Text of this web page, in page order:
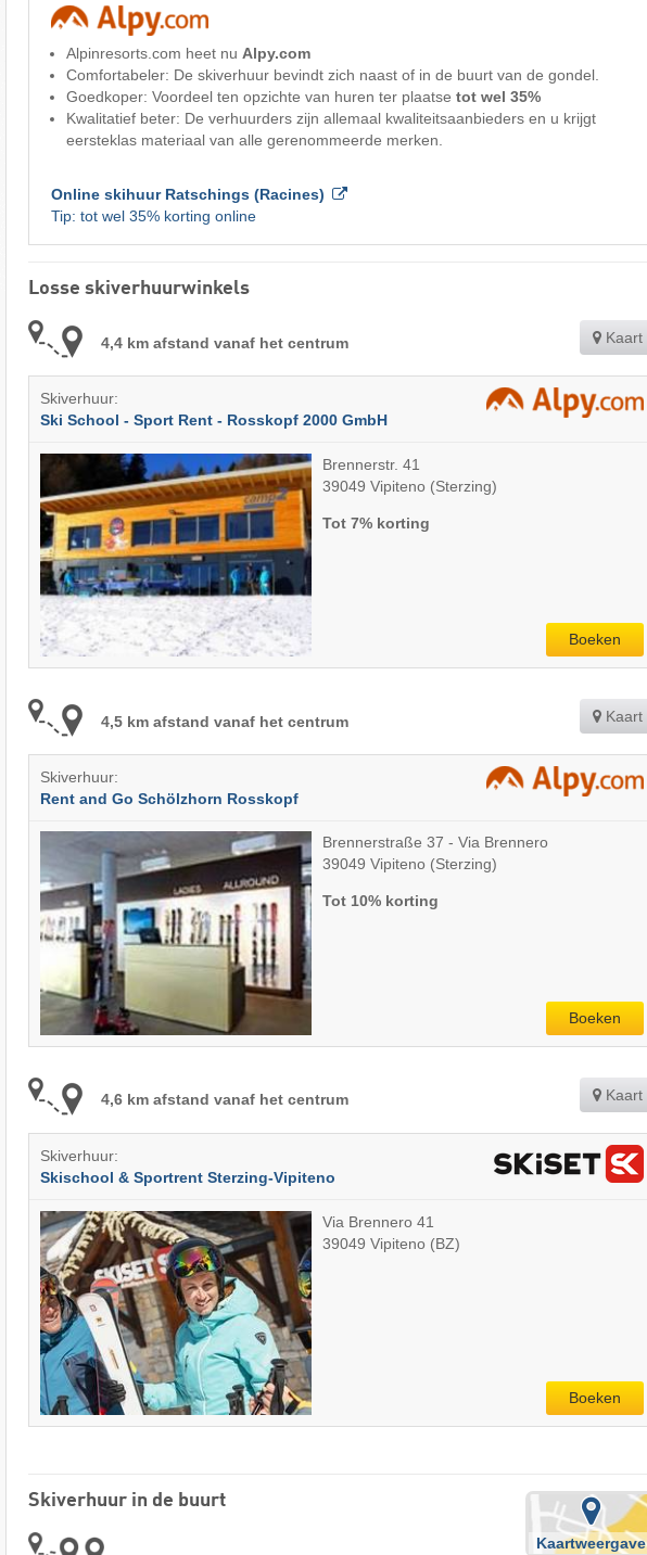
Alpinresorts.com heet nu Alpy.com
Comfortabeler: De skiverhuur bevindt zich naast of in de buurt van de gondel.
Goedkoper: Voordeel ten opzichte van huren ter plaatse tot wel 35%
Kwalitatief beter: De verhuurders zijn allemaal kwaliteitsaanbieders en u krijgt
eersteklas materiaal van alle gerenommeerde merken.
Online skihuur Ratschings (Racines)
Tip: tot wel 35% korting online
Losse skiverhuurwinkels
4,4 km afstand vanaf het centrum Kaart
Skiverhuur:
Ski School - Sport Rent - Rosskopf 2000 GmbH
Brennerstr. 41
39049 Vipiteno (Sterzing)
Tot 7% korting
Boeken
4,5 km afstand vanaf het centrum Kaart
Skiverhuur:
Rent and Go Schölzhorn Rosskopf
Brennerstraße 37 - Via Brennero
39049 Vipiteno (Sterzing)
Tot 10% korting
Boeken
4,6 km afstand vanaf het centrum Kaart
Skiverhuur:
Skischool & Sportrent Sterzing-Vipiteno
Via Brennero 41
39049 Vipiteno (BZ)
Boeken
Skiverhuur in de buurt
Kaartweergave